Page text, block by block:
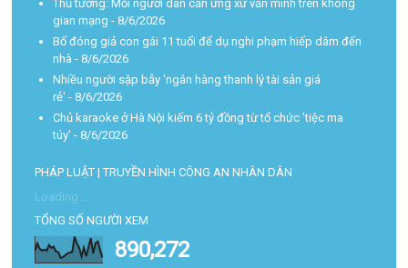
Thủ tướng: Mỗi người dân cần ứng xử văn minh trên không
gian mạng - 8/6/2026
Bố đóng giả con gái 11 tuổi để dụ nghi phạm hiếp dâm đến
nhà - 8/6/2026
Nhiều người sập bẫy 'ngân hàng thanh lý tài sản giá
rẻ' - 8/6/2026
Chủ karaoke ở Hà Nội kiếm 6 tỷ đồng từ tổ chức 'tiệc ma
túy' - 8/6/2026
PHÁP LUẬT | TRUYỀN HÌNH CÔNG AN NHÂN DÂN
Loading...
TỔNG SỐ NGƯỜI XEM
890,272